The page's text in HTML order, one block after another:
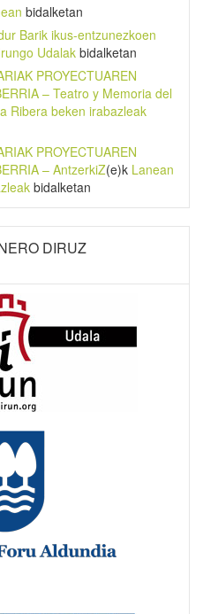
bidalketan
Barik ikus-entzunezkoen
Udalak bidalketan
PROYECTUAREN
– Teatro y Memoria del
Ribera beken irabazleak
PROYECTUAREN
– AntzerkiZ(e)k Lanean
bidalketan
DIRUZ